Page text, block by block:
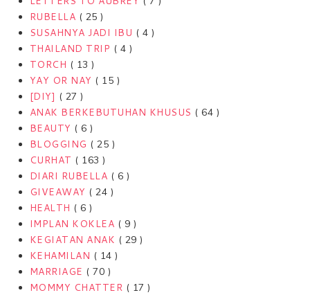
RUBELLA ( 25 )
SUSAHNYA JADI IBU ( 4 )
THAILAND TRIP ( 4 )
TORCH ( 13 )
YAY OR NAY ( 15 )
[DIY] ( 27 )
ANAK BERKEBUTUHAN KHUSUS ( 64 )
BEAUTY ( 6 )
BLOGGING ( 25 )
CURHAT ( 163 )
DIARI RUBELLA ( 6 )
GIVEAWAY ( 24 )
HEALTH ( 6 )
IMPLAN KOKLEA ( 9 )
KEGIATAN ANAK ( 29 )
KEHAMILAN ( 14 )
MARRIAGE ( 70 )
MOMMY CHATTER ( 17 )